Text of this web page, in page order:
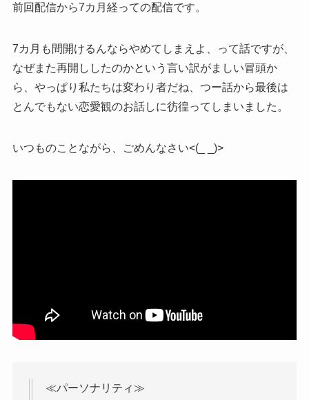
前回配信から7カ月経っての配信です。
7カ月も間開けるんならやめてしまえよ、って話ですが、
なぜまた再開ししたのかという言い訳がましい冒頭か
ら、やっぱり私たちは変わり者だね、つー話から最後は
とんでもない恋愛観のお話しに彷徨ってしまいました。
いつものことながら、ごめんなさい<(_ _)>
≪パーソナリティ≫